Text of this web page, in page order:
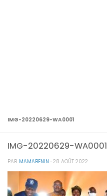
IMG-20220629-WA0001
IMG-20220629-WA0001
PAR MAMABENIN · 28 AOÛT 2022